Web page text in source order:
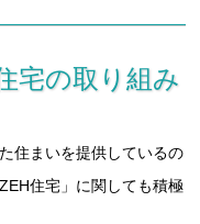
宅の取り組み
住まいを提供しているの
住宅」に関しても積極